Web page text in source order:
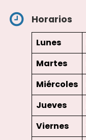
Horarios
Lunes
Martes
Miércoles
Jueves
Viernes